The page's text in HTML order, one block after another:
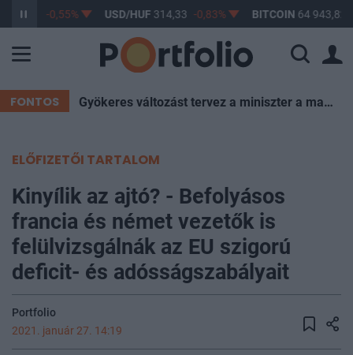
363,40 -0,55% USD/HUF314,33 -0,83% BITCOIN64 943,82
FONTOS Gyökeres változást tervez a miniszter a magyar iskolákban – itt a bejelentés
ELŐFIZETŐI TARTALOM
Kinyílik az ajtó? - Befolyásos
francia és német vezetők is
felülvizsgálnák az EU szigorú
deficit- és adósságszabályait
Portfolio
2021. január 27. 14:19